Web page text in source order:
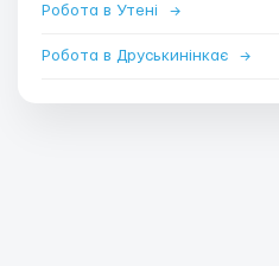
Робота в Утені →
Робота в Друськинінкає →